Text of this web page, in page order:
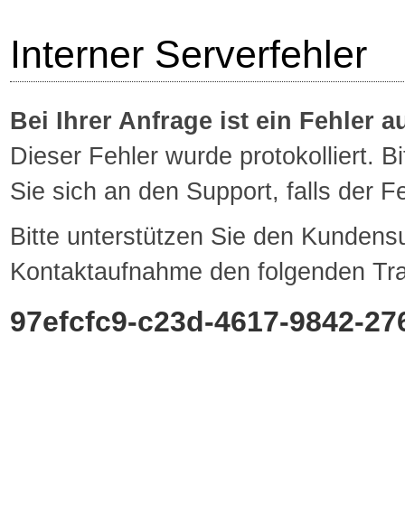
Interner Serverfehler
Bei Ihrer Anfrage ist ein Fehler
Dieser Fehler wurde protokolliert.
Sie sich an den Support, falls der
Bitte unterstützen Sie den
Kontaktaufnahme den folgenden
97efcfc9-c23d-4617-9842-